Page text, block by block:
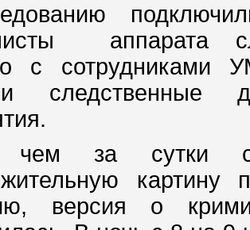
аппарата
с сотрудниками
следственные
за сутки
версия о